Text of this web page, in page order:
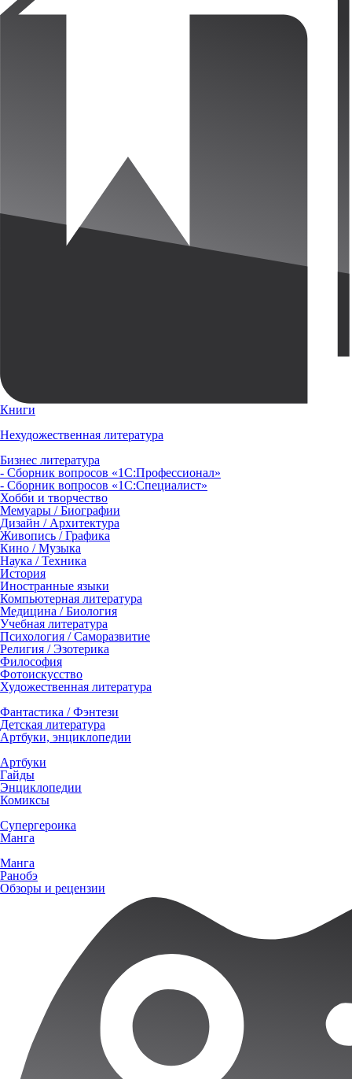
Книги
Нехудожественная литература
Бизнес литература
- Сборник вопросов «1С:Профессионал»
- Сборник вопросов «1С:Специалист»
Хобби и творчество
Мемуары / Биографии
Дизайн / Архитектура
Живопись / Графика
Кино / Музыка
Наука / Техника
История
Иностранные языки
Компьютерная литература
Медицина / Биология
Учебная литература
Психология / Саморазвитие
Религия / Эзотерика
Философия
Фотоискусство
Художественная литература
Фантастика / Фэнтези
Детская литература
Артбуки, энциклопедии
Артбуки
Гайды
Энциклопедии
Комиксы
Супергероика
Манга
Манга
Ранобэ
Обзоры и рецензии